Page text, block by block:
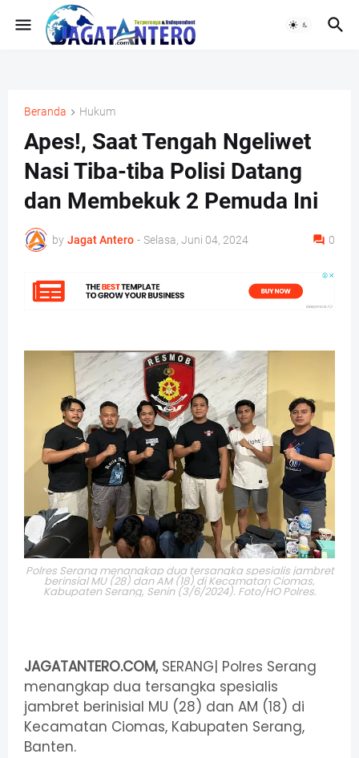
Beranda Hukum
Apes!, Saat Tengah Ngeliwet
Nasi Tiba-tiba Polisi Datang
dan Membekuk 2 Pemuda Ini
by Jagat Antero - Selasa, Juni 04, 2024 0
Polres Serang menangkap dua tersangka spesialis jambret
berinsial MU (28) dan AM (18) di Kecamatan Ciomas,
Kabupaten Serang, Senin (3/6/2024). Foto/HO Polres.
JAGATANTERO.COM, SERANG| Polres Serang
menangkap dua tersangka spesialis
jambret berinisial MU (28) dan AM (18) di
Kecamatan Ciomas, Kabupaten Serang,
Banten.